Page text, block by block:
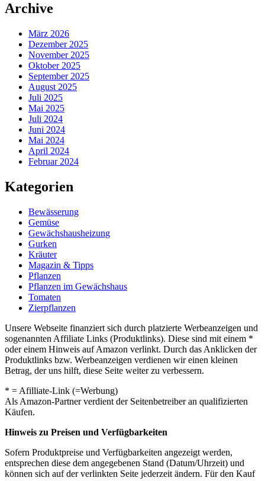
Archive
März 2026
Dezember 2025
November 2025
Oktober 2025
September 2025
August 2025
Juli 2025
Mai 2025
Juli 2024
Juni 2024
Mai 2024
April 2024
Februar 2024
Kategorien
Bewässerung
Gemüse
Gewächshausheizung
Gurken
Kräuter
Magazin & Tipps
Pflanzen
Pflanzen im Gewächshaus
Tomaten
Zierpflanzen
Unsere Webseite finanziert sich durch platzierte Werbeanzeigen und
sogenannten Affiliate Links (Produktlinks). Diese sind mit einem *
oder einem Hinweis auf Amazon verlinkt. Durch das Anklicken der
Produktlinks bzw. Werbeanzeigen verdienen wir einen kleinen
Betrag, der uns hilft, diese Seite weiter zu verbessern.
* = Afilliate-Link (=Werbung)
Als Amazon-Partner verdient der Seitenbetreiber an qualifizierten
Käufen.
Hinweis zu Preisen und Verfügbarkeiten
Sofern Produktpreise und Verfügbarkeiten angezeigt werden,
entsprechen diese dem angegebenen Stand (Datum/Uhrzeit) und
können sich auf der verlinkten Seite jederzeit ändern. Für den Kauf